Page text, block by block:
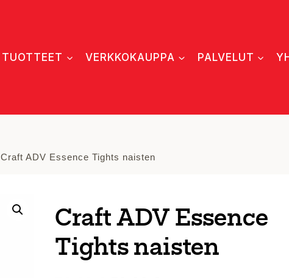
TUOTTEET VERKKOKAUPPA PALVELUT
Craft ADV Essence Tights naisten
Craft ADV Essence
Tights naisten